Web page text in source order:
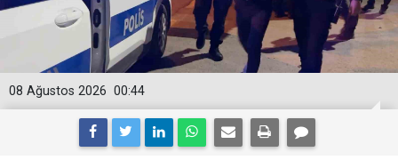
00:44
08 Ağustos 2026